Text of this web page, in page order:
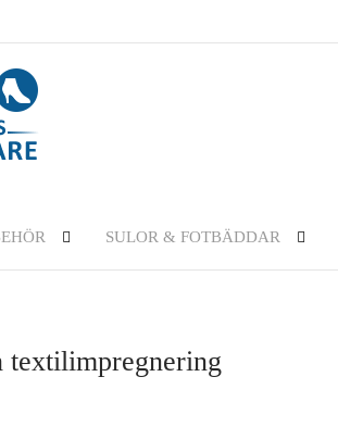
SULOR & FOTBÄDDAR
textilimpregnering